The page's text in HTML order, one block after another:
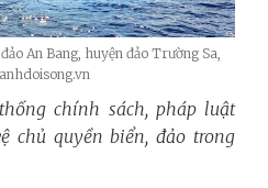
An Bang, huyện đảo Trường Sa,
chính sách, pháp luật
chủ quyền biển, đảo trong